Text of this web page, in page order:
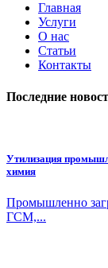
Главная
Услуги
О нас
Статьи
Контакты
Последние
Утилизация
химия
Промышленно
ГСМ,...